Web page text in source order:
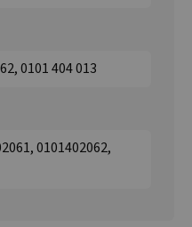
0101 404 013
0101402062,